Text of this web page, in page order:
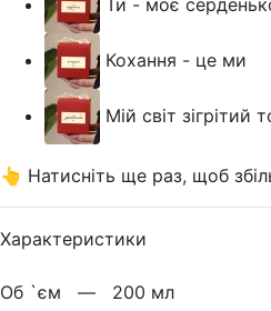
Кохання - це ми
Мій світ зігрітий
👆 Натисніть ще раз, щоб
Характеристики
Об `єм — 200 мл